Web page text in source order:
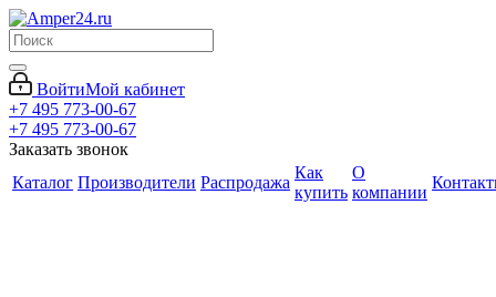
ВойтиМой кабинет
+7 495 773-00-67
+7 495 773-00-67
Заказать звонок
Каталог Производители Распродажа
Как
купить
О
компании